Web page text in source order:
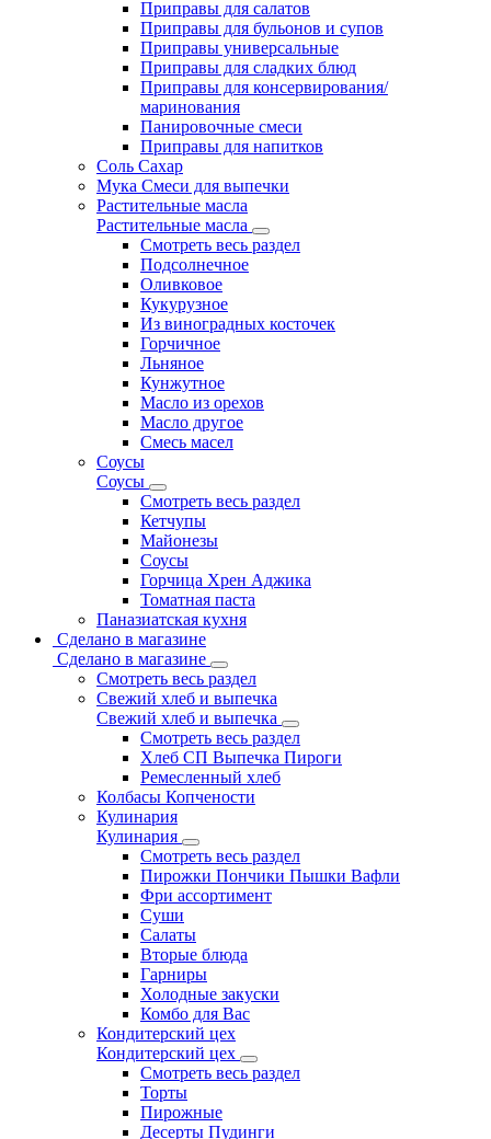
Приправы для салатов
Приправы для бульонов и супов
Приправы универсальные
Приправы для сладких блюд
Приправы для консервирования/
маринования
Панировочные смеси
Приправы для напитков
Соль Сахар
Мука Смеси для выпечки
Растительные масла
Растительные масла
Смотреть весь раздел
Подсолнечное
Оливковое
Кукурузное
Из виноградных косточек
Горчичное
Льняное
Кунжутное
Масло из орехов
Масло другое
Смесь масел
Соусы
Соусы
Смотреть весь раздел
Кетчупы
Майонезы
Соусы
Горчица Хрен Аджика
Томатная паста
Паназиатская кухня
Сделано в магазине
Сделано в магазине
Смотреть весь раздел
Свежий хлеб и выпечка
Свежий хлеб и выпечка
Смотреть весь раздел
Хлеб СП Выпечка Пироги
Ремесленный хлеб
Колбасы Копчености
Кулинария
Кулинария
Смотреть весь раздел
Пирожки Пончики Пышки Вафли
Фри ассортимент
Суши
Салаты
Вторые блюда
Гарниры
Холодные закуски
Комбо для Вас
Кондитерский цех
Кондитерский цех
Смотреть весь раздел
Торты
Пирожные
Десерты Пудинги